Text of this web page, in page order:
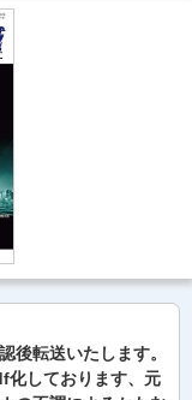
後転送いたします。
化しております、元